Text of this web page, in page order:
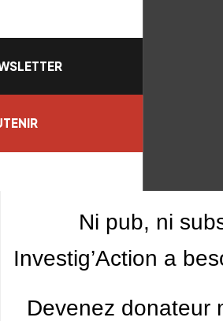
Ni pub, ni
Investig’Action a
Devenez donateur